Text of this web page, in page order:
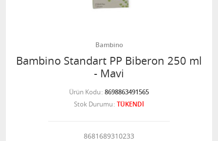
Bambino
Bambino Standart PP Biberon 250 ml
- Mavi
Ürün Kodu 8698863491565
Stok Durumu TÜKENDİ
8681689310233